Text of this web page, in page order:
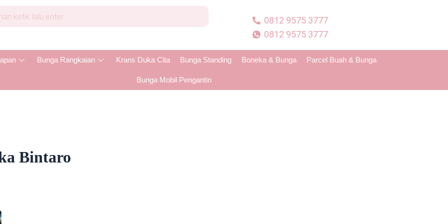
0812 9575 3777
0812 9575 3777
Bunga Rangkaian Krans Duka Cita Bunga Standing Boneka & Bunga Parcel Buah & Bunga
Bunga Mobil Pengantin
Bintaro